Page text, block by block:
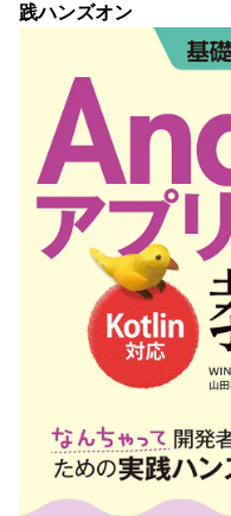
践ハンズオン